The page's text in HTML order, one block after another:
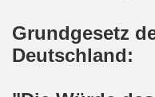
Grundgesetz
Deutschland:
erst recht am